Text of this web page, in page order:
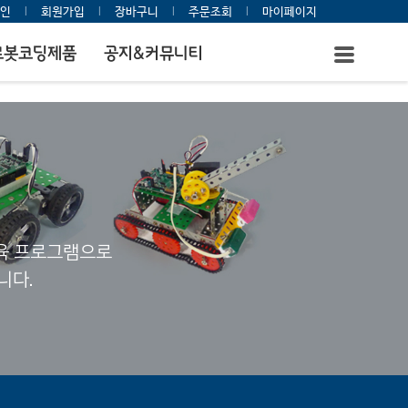
l 회원가입 l 장바구니 l 주문조회 l 마이페이지
봇코딩제품 공지&커뮤니티
프로그램으로
다.